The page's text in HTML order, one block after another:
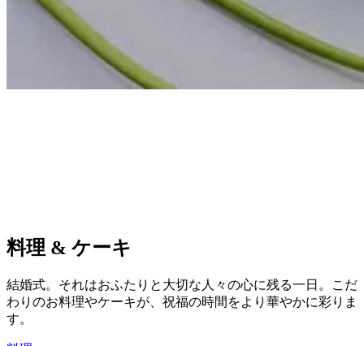
料理 & ケーキ
結婚式。それはおふたりと大切な人々の心に残る一日。
こだ
わりのお料理やケーキが、祝福の時間をより華やかに彩りま
す。